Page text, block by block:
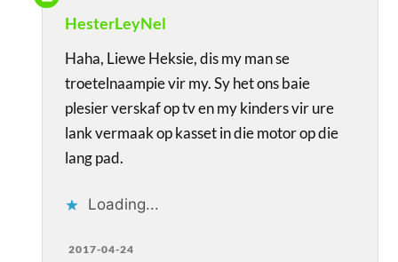
HesterLeyNel
Haha, Liewe Heksie, dis my man se
troetelnaampie vir my. Sy het ons baie
plesier verskaf op tv en my kinders vir ure
lank vermaak op kasset in die motor op die
lang pad.
Loading...
2017-04-24